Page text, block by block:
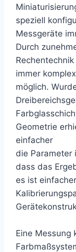
speziell
Messgeräte
Durch
immer
möglich.
Geometrie
einfacher
die Parameter
dass das
es ist
Eine Messung